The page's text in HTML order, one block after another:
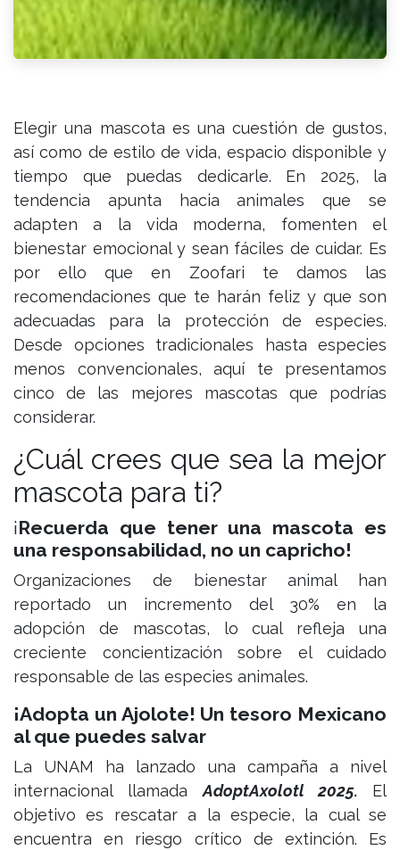
Elegir una mascota es una cuestión de gustos,
así como de estilo de vida, espacio disponible y
tiempo que puedas dedicarle. En 2025, la
tendencia apunta hacia animales que se
adapten a la vida moderna, fomenten el
bienestar emocional y sean fáciles de cuidar. Es
por ello que en Zoofari te damos las
recomendaciones que te harán feliz y que son
adecuadas para la protección de especies.
Desde opciones tradicionales hasta especies
menos convencionales, aquí te presentamos
cinco de las mejores mascotas que podrías
considerar.
¿Cuál crees que sea la mejor
mascota para ti?
¡Recuerda que tener una mascota es
una responsabilidad, no un capricho!
Organizaciones de bienestar animal han
reportado un incremento del 30% en la
adopción de mascotas, lo cual refleja una
creciente concientización sobre el cuidado
responsable de las especies animales.
¡Adopta un Ajolote! Un tesoro Mexicano
al que puedes salvar
La UNAM ha lanzado una campaña a nivel
internacional llamadaAdoptAxolotl 2025. El
objetivo es rescatar a la especie, la cual se
encuentra en riesgo crítico de extinción. Es